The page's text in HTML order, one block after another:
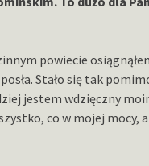
powiecie
Stało się tak
jestem wdzięczny
co w mojej mocy,